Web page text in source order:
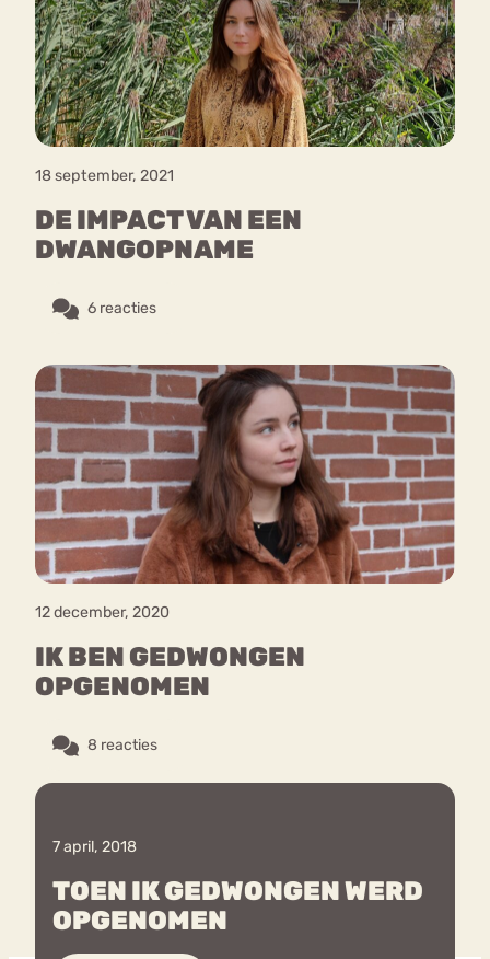
18 september, 2021
DE IMPACT VAN EEN
DWANGOPNAME
6 reacties
12 december, 2020
IK BEN GEDWONGEN
OPGENOMEN
8 reacties
7 april, 2018
TOEN IK GEDWONGEN WERD
OPGENOMEN
Chat
Forum
Bouli
mia
Nerv
osa
Eetstoornis Anorexia Nervosa
Eetbuien
Orthorexia
Afvallen Angst